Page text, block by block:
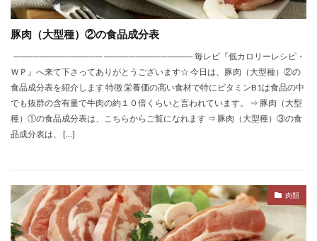
豚肉（大型種）②の食品成分表
────────────── ────────────── 毎レピ『低カロリーレシピ・
ＷＰ』へ来て下さってありがとうございます☆ 今日は、豚肉（大型種）②の
食品成分表を紹介します 特徴 栄養価の高い食材で特にビタミンB1は食品の中
でも抜群の含有量で牛肉の約１０倍くらいと言われています。 ⇒ 豚肉（大型
種）①の食品成分表は、こちらからご覧になれます ⇒ 豚肉（大型種）③の食
品成分表は、 […]
肉類